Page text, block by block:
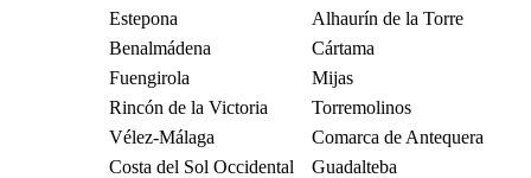
Estepona
Alhaurín de la Torre
Benalmádena
Cártama
Fuengirola
Mijas
Rincón de la Victoria
Torremolinos
Vélez-Málaga
Comarca de Antequera
Costa del Sol Occidental
Guadalteba